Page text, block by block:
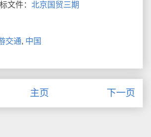
件： 北京国贸三期
交通, 中国
下一页
主页